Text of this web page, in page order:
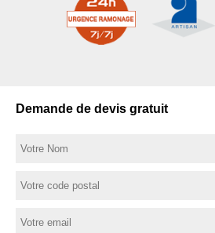
Demande de devis gratuit